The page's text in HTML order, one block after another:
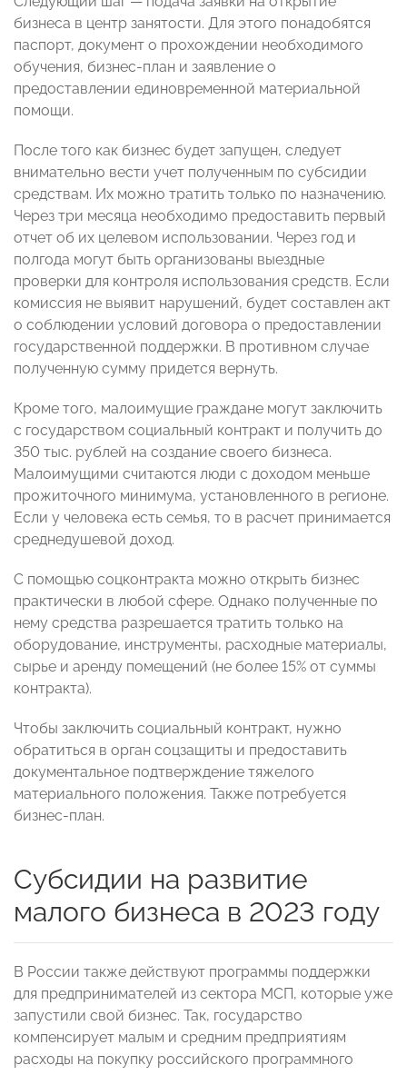
бизнеса в центр занятости. Для этого понадобятся
паспорт, документ о прохождении необходимого
обучения, бизнес-план и заявление о
предоставлении единовременной материальной
помощи.
После того как бизнес будет запущен, следует
внимательно вести учет полученным по субсидии
средствам. Их можно тратить только по назначению.
Через три месяца необходимо предоставить первый
отчет об их целевом использовании. Через год и
полгода могут быть организованы выездные
проверки для контроля использования средств. Если
комиссия не выявит нарушений, будет составлен акт
о соблюдении условий договора о предоставлении
государственной поддержки. В противном случае
полученную сумму придется вернуть.
Кроме того, малоимущие граждане могут заключить
с государством социальный контракт и получить до
350 тыс. рублей на создание своего бизнеса.
Малоимущими считаются люди с доходом меньше
прожиточного минимума, установленного в регионе.
Если у человека есть семья, то в расчет принимается
среднедушевой доход.
С помощью соцконтракта можно открыть бизнес
практически в любой сфере. Однако полученные по
нему средства разрешается тратить только на
оборудование, инструменты, расходные материалы,
сырье и аренду помещений (не более 15% от суммы
контракта).
Чтобы заключить социальный контракт, нужно
обратиться в орган соцзащиты и предоставить
документальное подтверждение тяжелого
материального положения. Также потребуется
бизнес-план.
Субсидии на развитие
малого бизнеса в 2023 году
В России также действуют программы поддержки
для предпринимателей из сектора МСП, которые уже
запустили свой бизнес. Так, государство
компенсирует малым и средним предприятиям
расходы на покупку российского программного